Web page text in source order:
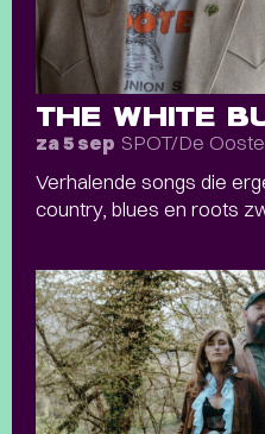
THE WHITE
za 5 sep SPOT/De
Verhalende songs die
country, blues en roots